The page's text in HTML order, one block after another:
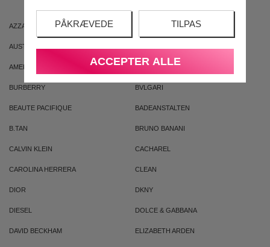
PÅKRÆVEDE TILPAS
ACCEPTER ALLE
AZZARO ARIANA GRANDE
AUSTRALIAN GOLD
AMERICAN CREW ARMAF
BURBERRY BVLGARI
BEAUTE PACIFIQUE BADEANSTALTEN
B.TAN BRUNO BANANI
CALVIN KLEIN CACHAREL
CAROLINA HERRERA CLEAN
DIOR DKNY
DIESEL DOLCE & GABBANA
DAVID BECKHAM ELIZABETH ARDEN